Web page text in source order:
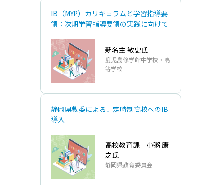
IB（MYP）カリキュラムと学習指導要
領：次期学習指導要領の実践に向けて
新名主 敏史氏
鹿児島修学館中学校・高
等学校
静岡県教委による、定時制高校へのIB
導入
高校教育課 小粥 康
之氏
静岡県教育委員会